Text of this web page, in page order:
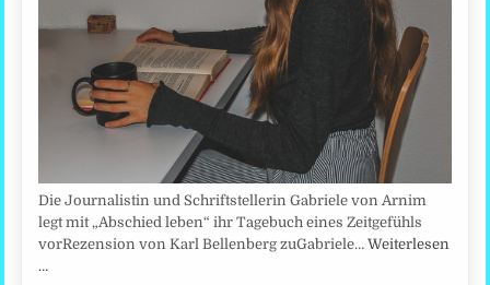
Die Journalistin und Schriftstellerin Gabriele von Arnim
legt mit „Abschied leben“ ihr Tagebuch eines Zeitgefühls
vorRezension von Karl Bellenberg zuGabriele…Weiterlesen
…